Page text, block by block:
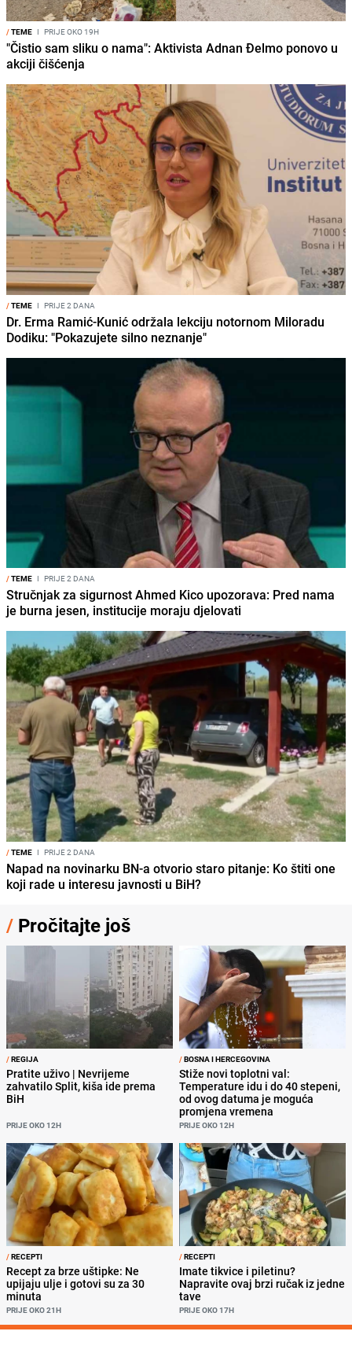
/TEME I PRIJE OKO 19H
"Čistio sam sliku o nama": Aktivista Adnan Đelmo ponovo u
akciji čišćenja
/TEME I PRIJE 2 DANA
Dr. Erma Ramić-Kunić održala lekciju notornom Miloradu
Dodiku: "Pokazujete silno neznanje"
/TEME I PRIJE 2 DANA
Stručnjak za sigurnost Ahmed Kico upozorava: Pred nama
je burna jesen, institucije moraju djelovati
/TEME I PRIJE 2 DANA
Napad na novinarku BN-a otvorio staro pitanje: Ko štiti one
koji rade u interesu javnosti u BiH?
/ Pročitajte još
/REGIJA
Pratite uživo | Nevrijeme
zahvatilo Split, kiša ide prema
BiH
PRIJE OKO 12H
/BOSNA I HERCEGOVINA
Stiže novi toplotni val:
Temperature idu i do 40 stepeni,
od ovog datuma je moguća
promjena vremena
PRIJE OKO 12H
/RECEPTI
Recept za brze uštipke: Ne
upijaju ulje i gotovi su za 30
minuta
PRIJE OKO 21H
/RECEPTI
Imate tikvice i piletinu?
Napravite ovaj brzi ručak iz jedne
tave
PRIJE OKO 17H